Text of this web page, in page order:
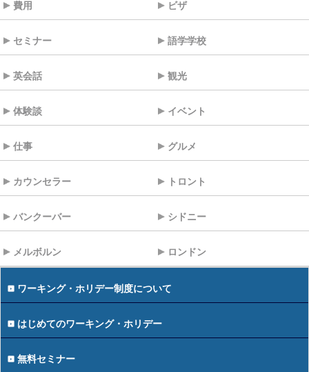
費用 ビザ
セミナー 語学学校
英会話 観光
体験談 イベント
仕事 グルメ
カウンセラー トロント
バンクーバー シドニー
メルボルン ロンドン
ワーキング・ホリデー制度について
はじめてのワーキング・ホリデー
無料セミナー